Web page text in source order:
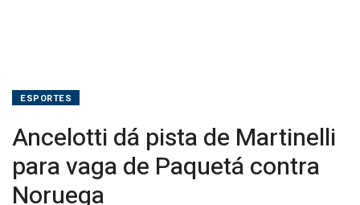
ESPORTES
Ancelotti dá pista de Martinelli
para vaga de Paquetá contra
Noruega